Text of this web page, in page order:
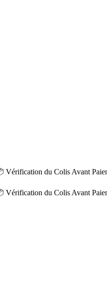
Vérification du Colis Avant
Vérification du Colis Avant